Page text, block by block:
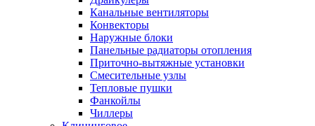
Канальные вентиляторы
Конвекторы
Наружные блоки
Панельные радиаторы отопления
Приточно-вытяжные установки
Смесительные узлы
Тепловые пушки
Фанкойлы
Чиллеры